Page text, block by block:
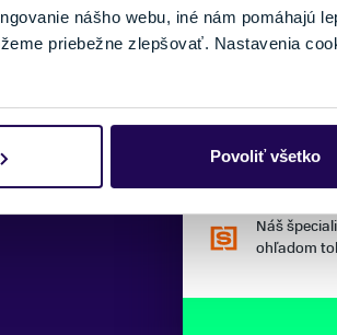
nášho webu, iné nám pomáhajú
priebežne zlepšovať. Nastavenia
Povoliť všetko
Náš
ohľadom